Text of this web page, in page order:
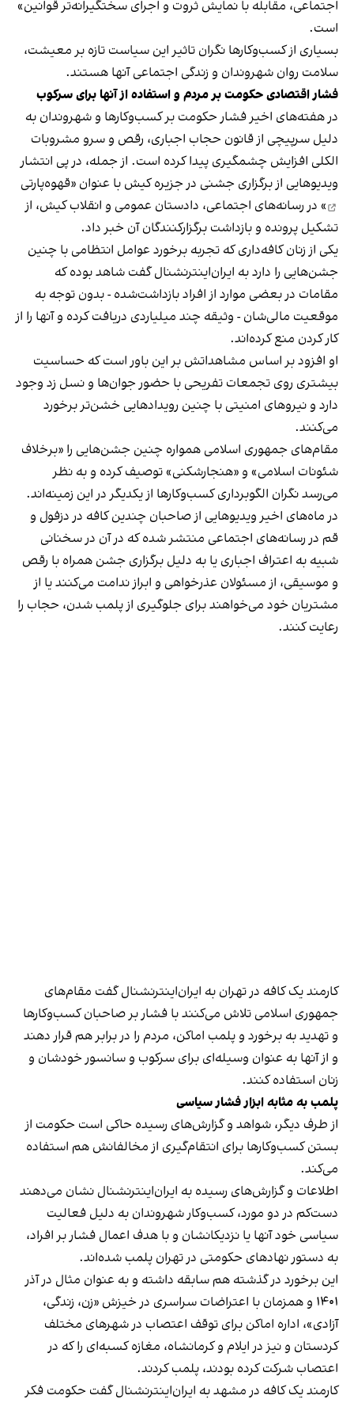
اجتماعی، مقابله با نمایش ثروت و اجرای سختگیرانه‌تر قوانین»
است.
بسیاری از کسب‌وکارها نگران تاثیر این سیاست‌ تازه بر معیشت،
سلامت روان شهروندان و زندگی اجتماعی آنها هستند.
فشار اقتصادی حکومت بر مردم و استفاده از آنها برای سرکوب
در هفته‌های اخیر فشار حکومت بر کسب‌وکارها و شهروندان به
دلیل سرپیچی از قانون حجاب اجباری، رقص و سرو مشروبات
الکلی افزایش چشمگیری پیدا کرده است. از جمله، در پی انتشار
ویدیوهایی از برگزاری جشنی در جزیره کیش با عنوان «قهوه‌پارتی
» در رسانه‌های اجتماعی، دادستان عمومی و انقلاب کیش، از
تشکیل پرونده و بازداشت برگزارکنندگان آن خبر داد.
یکی از زنان کافه‌داری که تجربه برخورد عوامل انتظامی با چنین
جشن‌هایی را دارد به ایران‌اینترنشنال گفت شاهد بوده که
مقامات در بعضی موارد از افراد بازداشت‌‌شده - بدون توجه به
موقعیت مالی‌شان - وثیقه چند میلیاردی دریافت کرده و آنها را از
کار کردن منع کرده‌اند.
او افزود بر اساس مشاهداتش بر این باور است که حساسیت
بیشتری روی تجمعات تفریحی با حضور جوان‌ها و نسل زد وجود
دارد و نیروهای امنیتی با چنین رویدادهایی خشن‌تر برخورد
می‌کنند.
مقام‌های جمهوری اسلامی همواره چنین جشن‌هایی را «برخلاف
شئونات اسلامی» و «هنجارشکنی» توصیف کرده و به نظر
می‌رسد نگران الگوبرداری کسب‌وکارها از یکدیگر در این زمینه‌اند.
در ماه‌های اخیر ویدیوهایی از صاحبان چندین کافه در دزفول و
قم در رسانه‌های اجتماعی منتشر شده که در آن در سخنانی
شبیه به اعتراف اجباری یا به دلیل برگزاری جشن همراه با رقص
و موسیقی، از مسئولان عذرخواهی و ابراز ندامت می‌کنند یا از
مشتریان خود می‌خواهند برای جلوگیری از پلمب شدن، حجاب را
رعایت کنند.
کارمند یک کافه در تهران به ایران‌اینترنشنال گفت مقام‌های
جمهوری اسلامی تلاش می‌کنند با فشار بر صاحبان کسب‌وکارها
و تهدید به برخورد و پلمب اماکن، مردم را در برابر هم قرار دهند
و از آنها به عنوان وسیله‌ای برای سرکوب و سانسور خودشان و
زنان استفاده کنند.
پلمب به مثابه ابزار فشار سیاسی
از طرف دیگر، شواهد و گزارش‌های رسیده حاکی است حکومت از
بستن کسب‌وکارها برای انتقام‌گیری از مخالفانش هم استفاده
می‌کند.
اطلاعات و گزارش‌های رسیده به ایران‌اینترنشنال نشان می‌دهند
دست‌کم در دو مورد، کسب‌وکار شهروندان به دلیل فعالیت
سیاسی خود آنها یا نزدیکانشان و با هدف اعمال فشار بر افراد،
به دستور نهادهای حکومتی در تهران پلمب شده‌اند.
این برخورد در گذشته هم سابقه داشته و به عنوان مثال در آذر
۱۴۰۱ و همزمان با اعتراضات سراسری در خیزش «زن، زندگی،
آزادی»، اداره اماکن برای توقف اعتصاب در شهرهای مختلف
کردستان و نیز در ایلام و کرمانشاه، مغازه کسبه‌ای را که در
اعتصاب شرکت کرده بودند، پلمب کردند.
کارمند یک کافه در مشهد به ایران‌اینترنشنال گفت حکومت فکر